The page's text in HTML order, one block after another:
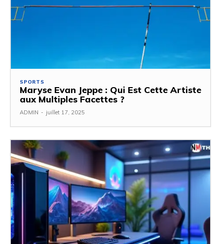
SPORTS
Maryse Evan Jeppe : Qui Est Cette Artiste
aux Multiples Facettes ?
ADMIN - juillet 17, 2025